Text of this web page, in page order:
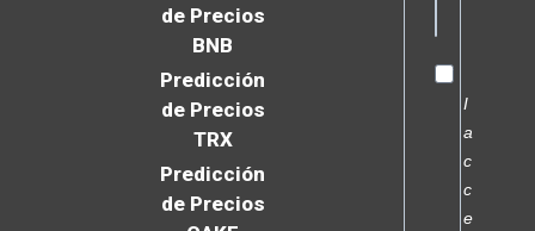
de Precios
BNB
Predicción
de Precios
TRX
Predicción
de Precios
I
a
c
c
e